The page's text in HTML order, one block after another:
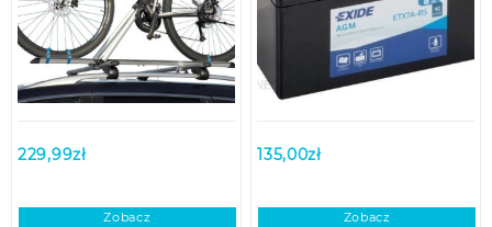
229,99zł
Zobacz
135,00zł
Zobacz